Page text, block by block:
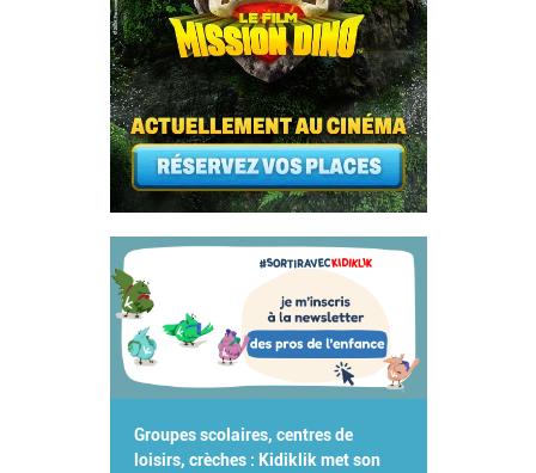
Groupes scolaires, centres de
loisirs, crèches : Kidiklik met son